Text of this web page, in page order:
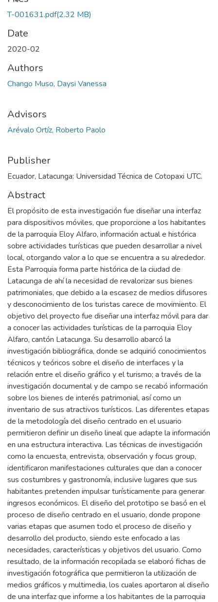
T-001631.pdf(2.32 MB)
Date
2020-02
Authors
Chango Muso, Daysi Vanessa
Advisors
Arévalo Ortíz, Roberto Paolo
Publisher
Ecuador, Latacunga: Universidad Técnica de Cotopaxi UTC.
Abstract
El propósito de esta investigación fue diseñar una interfaz
para dispositivos móviles, que proporcione a los habitantes
de la parroquia Eloy Alfaro, información actual e histórica
sobre actividades turísticas que pueden desarrollar a nivel
local, otorgando valor a lo que se encuentra a su alrededor.
Esta Parroquia forma parte histórica de la ciudad de
Latacunga de ahí la necesidad de revalorizar sus bienes
patrimoniales, que debido a la escasez de medios difusores
y desconocimiento de los turistas carece de movimiento. El
objetivo del proyecto fue diseñar una interfaz móvil para dar
a conocer las actividades turísticas de la parroquia Eloy
Alfaro, cantón Latacunga. Su desarrollo abarcó la
investigación bibliográfica, donde se adquirió conocimientos
técnicos y teóricos sobre el diseño de interfaces y la
relación entre el diseño gráfico y el turismo; a través de la
investigación documental y de campo se recabó información
sobre los bienes de interés patrimonial, así como un
inventario de sus atractivos turísticos. Las diferentes etapas
de la metodología del diseño centrado en el usuario
permitieron definir un diseño lineal que adapte la información
en una estructura interactiva. Las técnicas de investigación
como la encuesta, entrevista, observación y focus group,
identificaron manifestaciones culturales que dan a conocer
sus costumbres y gastronomía, inclusive lugares que sus
habitantes pretenden impulsar turísticamente para generar
ingresos económicos. El diseño del prototipo se basó en el
proceso de diseño centrado en el usuario, donde propone
varias etapas que asumen todo el proceso de diseño y
desarrollo del producto, siendo este enfocado a las
necesidades, características y objetivos del usuario. Como
resultado, de la información recopilada se elaboró fichas de
investigación fotográfica que permitieron la utilización de
medios gráficos y multimedia, los cuales aportaron al diseño
de una interfaz que informe a los habitantes de la parroquia